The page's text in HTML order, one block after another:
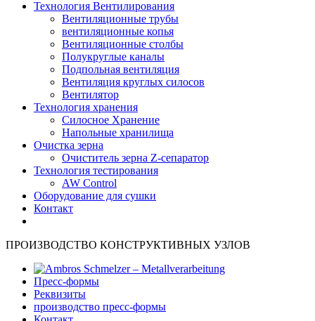
Технология Вентилирования
Вентиляционные трубы
вентиляционные копья
Вентиляционные столбы
Полукруглые каналы
Подпольная вентиляция
Вентиляция круглых силосов
Вентилятор
Технология хранения
Силосное Хранение
Hапольные хранилища
Очистка зерна
Очиститель зерна Z-сепаратор
Технология тестирования
AW Control
Oборудование для сушки
Контакт
ПРОИЗВОДСТВО КОНСТРУКТИВНЫХ УЗЛОВ
Пресс-формы
Pеквизиты
производство пресс-формы